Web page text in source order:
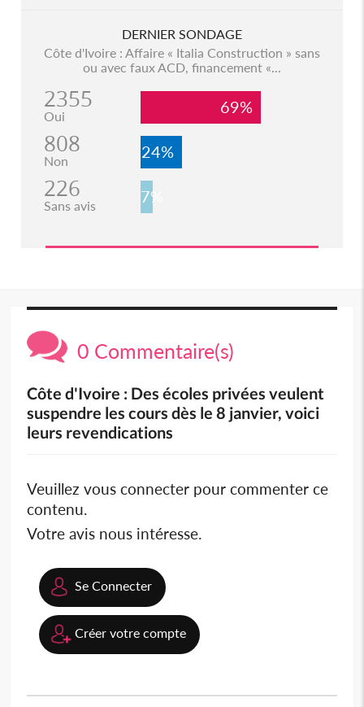
DERNIER SONDAGE
Côte d'Ivoire : Affaire « Italia Construction » sans
ou avec faux ACD, financement «...
2355
Oui 69%
808
Non 24%
226
Sans avis 7%
0 Commentaire(s)
Côte d'Ivoire : Des écoles privées veulent
suspendre les cours dès le 8 janvier, voici
leurs revendications
Veuillez vous connecter pour commenter ce
contenu.
Votre avis nous intéresse.
Se Connecter
Créer votre compte